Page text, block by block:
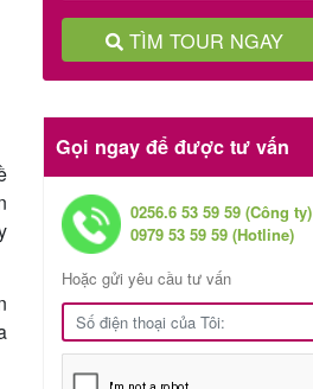
TÌM TOUR NGAY
Gọi ngay để được tư vấn
0256.6 53 59 59 (Công ty)
0979 53 59 59 (Hotline)
Hoặc gửi yêu cầu tư vấn